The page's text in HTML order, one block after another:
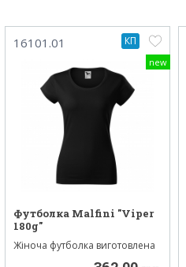
new
16101.01
Футболка Malfini "Viper
180g"
Жіноча футболка виготовлена ​​
з високоякісного 100...
КП